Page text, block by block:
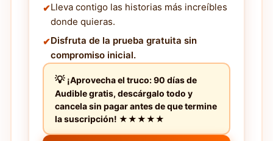
Lleva contigo las historias más increíbles
donde quieras.
Disfruta de la prueba gratuita sin
compromiso inicial.
¡Aprovecha el truco: 90 días de
Audible gratis, descárgalo todo y
cancela sin pagar antes de que termine
la suscripción! ★★★★★